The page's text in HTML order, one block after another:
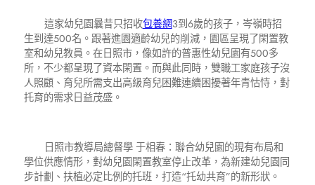
這家幼兒園曩昔只招收包養網3到6歲的孩子，岑嶺時招
生到達500名。跟著進園適齡幼兒的削減，園區呈現了閑置教
室和幼兒教員。在日照市，像如許的普惠性幼兒園有500多
所，不少都呈現了資本閑置。而與此同時，雙職工家庭孩子沒
人照顧、育兒所需支出高級育兒困難連續困擾著年青怙恃，對
托育的需求日益茂盛。
日照市教導局總督學 于相春：聯合幼兒園的現有布局和
學位供應情形，對幼兒園閑置教室停止改革，為新建幼兒園同
步計劃、扶植必定比例的托班，打造“托幼共育”的新形狀。